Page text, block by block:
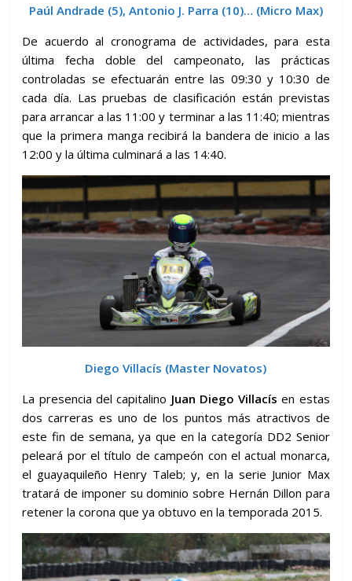
Paúl Andrade (5), Antonio J. Parra (10)… (Micro Max)
De acuerdo al cronograma de actividades, para esta
última fecha doble del campeonato, las prácticas
controladas se efectuarán entre las 09:30 y 10:30 de
cada día. Las pruebas de clasificación están previstas
para arrancar a las 11:00 y terminar a las 11:40; mientras
que la primera manga recibirá la bandera de inicio a las
12:00 y la última culminará a las 14:40.
Diego Villacís (Master Novatos)
La presencia del capitalino Juan Diego Villacís en estas
dos carreras es uno de los puntos más atractivos de
este fin de semana, ya que en la categoría DD2 Senior
peleará por el título de campeón con el actual monarca,
el guayaquileño Henry Taleb; y, en la serie Junior Max
tratará de imponer su dominio sobre Hernán Dillon para
retener la corona que ya obtuvo en la temporada 2015.